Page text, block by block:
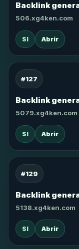
Backlink
506.xg4ken.com
SI Abrir
#127
Backlink
5079.xg4ken.com
SI Abrir
#129
Backlink
5138.xg4ken.com
SI Abrir